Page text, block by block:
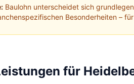
Baulohn unterscheidet sich
Besonderheiten –
für